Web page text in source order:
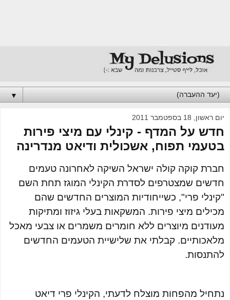
▼
יום ראשון, 18 בספטמבר 2011
חדש על המדף - קינלי עם מיצי פירות
בטעמי תפוח, אשכולית ודיאט מנדרינה
חברת קוקה קולה ישראל השיקה לאחרונה טעמים
חדשים שמצטרפים לסדרת הקינלי המוגז תחת השם
"קינלי פרי", כשייחודיות המוצרים החדשים שהם
מכילים מיצי פירות. המשקאות בעלי גיזוז ומתיקות
מעודנים מיוצרים ללא חומרים משמרים או צבעי מאכל
מלאכותיים. קבלתי את שלישיית הטעמים החדשים
להתנסות.
נתחיל מהפחות מוצלח לדעתי, הקינלי פרי דיאט